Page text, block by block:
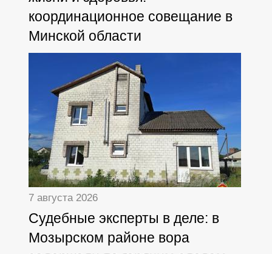
координационное совещание в
Минской области
7 августа 2026
Судебные эксперты в деле: в
Мозырском районе вора